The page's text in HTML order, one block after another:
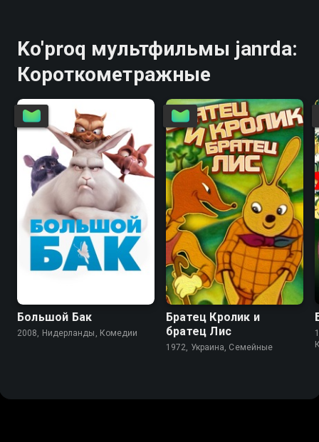
Ko'proq мультфильмы janrda:
Короткометражные
Большой Бак
2008, Нидерланды, Комедии
6.3 6.8
Братец Кролик и
братец Лис
1972, Украина, Семейные